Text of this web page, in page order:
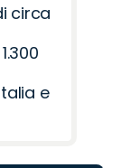
circa
e